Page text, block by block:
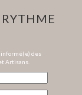
informé(e) des
Artisans.